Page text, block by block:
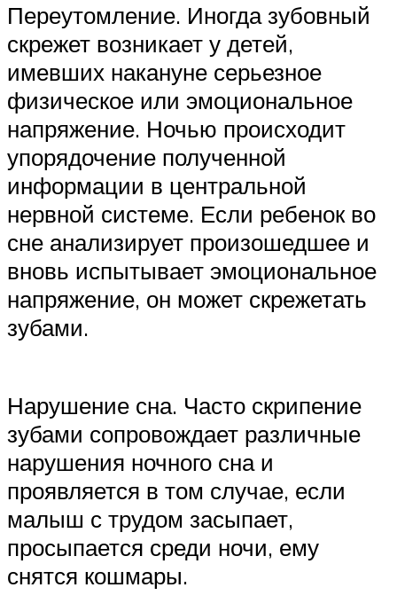
Переутомление. Иногда зубовный
скрежет возникает у детей,
имевших накануне серьезное
физическое или эмоциональное
напряжение. Ночью происходит
упорядочение полученной
информации в центральной
нервной системе. Если ребенок во
сне анализирует произошедшее и
вновь испытывает эмоциональное
напряжение, он может скрежетать
зубами.
Нарушение сна. Часто скрипение
зубами сопровождает различные
нарушения ночного сна и
проявляется в том случае, если
малыш с трудом засыпает,
просыпается среди ночи, ему
снятся кошмары.